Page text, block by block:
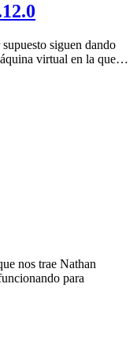
siguen dando
virtual en la que…
nos trae Nathan
para